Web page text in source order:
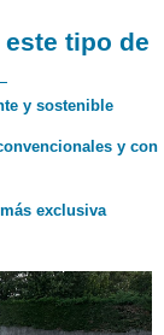
tipo de
y sostenible
y con
exclusiva